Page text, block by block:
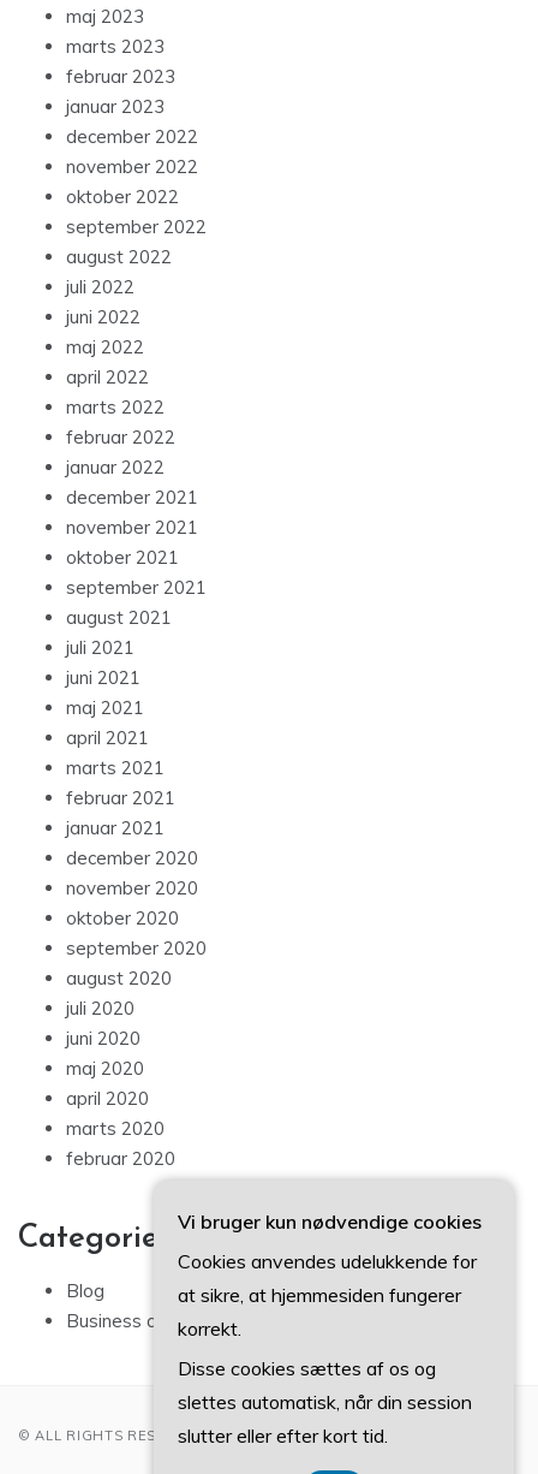
maj 2023
marts 2023
februar 2023
januar 2023
december 2022
november 2022
oktober 2022
september 2022
august 2022
juli 2022
juni 2022
maj 2022
april 2022
marts 2022
februar 2022
januar 2022
december 2021
november 2021
oktober 2021
september 2021
august 2021
juli 2021
juni 2021
maj 2021
april 2021
marts 2021
februar 2021
januar 2021
december 2020
november 2020
oktober 2020
september 2020
august 2020
juli 2020
juni 2020
maj 2020
april 2020
marts 2020
februar 2020
Categories
Blog
Business artikler
© ALL RIGHTS RESERVED 2022
Vi bruger kun nødvendige cookies
Cookies anvendes udelukkende for
at sikre, at hjemmesiden fungerer
korrekt.
Disse cookies sættes af os og
slettes automatisk, når din session
slutter eller efter kort tid.